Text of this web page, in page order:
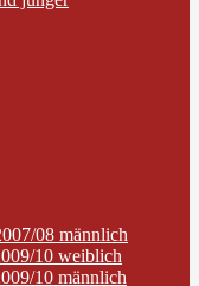
08 männlich
10 weiblich
10 männlich